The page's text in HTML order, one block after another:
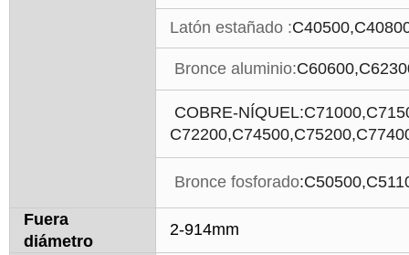
Latón estañado :
Bronce aluminio:
COBRE-NÍQUEL
Bronce fosforado
Fuera
diámetro
2-914mm